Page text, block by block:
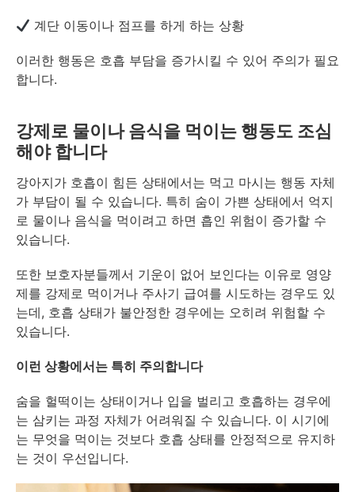
계단 이동이나 점프를 하게 하는 상황
이러한 행동은 호흡 부담을 증가시킬 수 있어 주의가 필요
합니다.
강제로 물이나 음식을 먹이는 행동도 조심
해야 합니다
강아지가 호흡이 힘든 상태에서는 먹고 마시는 행동 자체
가 부담이 될 수 있습니다. 특히 숨이 가쁜 상태에서 억지
로 물이나 음식을 먹이려고 하면 흡인 위험이 증가할 수
있습니다.
또한 보호자분들께서 기운이 없어 보인다는 이유로 영양
제를 강제로 먹이거나 주사기 급여를 시도하는 경우도 있
는데, 호흡 상태가 불안정한 경우에는 오히려 위험할 수
있습니다.
이런 상황에서는 특히 주의합니다
숨을 헐떡이는 상태이거나 입을 벌리고 호흡하는 경우에
는 삼키는 과정 자체가 어려워질 수 있습니다. 이 시기에
는 무엇을 먹이는 것보다 호흡 상태를 안정적으로 유지하
는 것이 우선입니다.